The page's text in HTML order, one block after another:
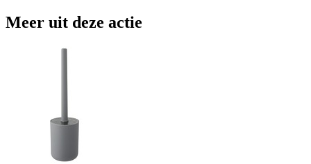
Meer uit deze actie